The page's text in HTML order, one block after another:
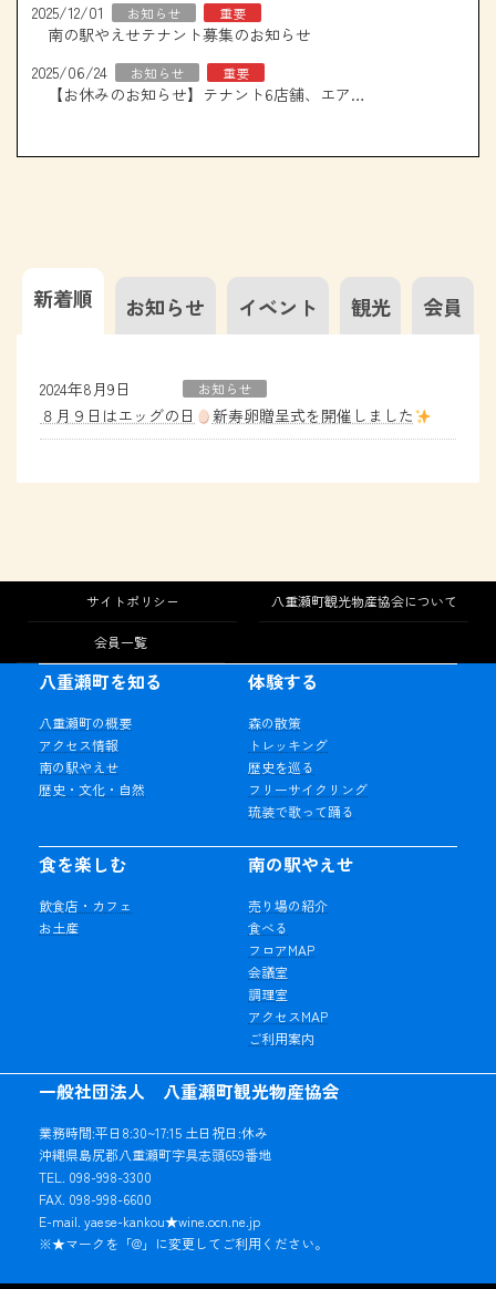
2025/12/01
お知らせ 重要
南の駅やえせテナント募集のお知らせ
2025/06/24
お知らせ 重要
【お休みのお知らせ】テナント6店舗、エアコン取り換え工事について
新着順 お知らせ イベント 観光 会員
2024年8月9日 お知らせ
８月９日はエッグの日 新寿卵贈呈式を開催しました
サイトポリシー 八重瀬町観光物産協会について
会員一覧
一般社団法人 八重瀬町観光物産協会
業務時間:平日8:30~17:15 土日祝日:休み
沖縄県島尻郡八重瀬町字具志頭659番地
TEL. 098-998-3300
FAX. 098-998-6600
E-mail. yaese-kankou★wine.ocn.ne.jp
※★マークを「@」に変更してご利用ください。
八重瀬町を知る
八重瀬町の概要
アクセス情報
南の駅やえせ
歴史・文化・自然
体験する
森の散策
トレッキング
歴史を巡る
フリーサイクリング
琉装で歌って踊る
食を楽しむ
飲食店・カフェ
お土産
南の駅やえせ
売り場の紹介
食べる
フロアMAP
会議室
調理室
アクセスMAP
ご利用案内